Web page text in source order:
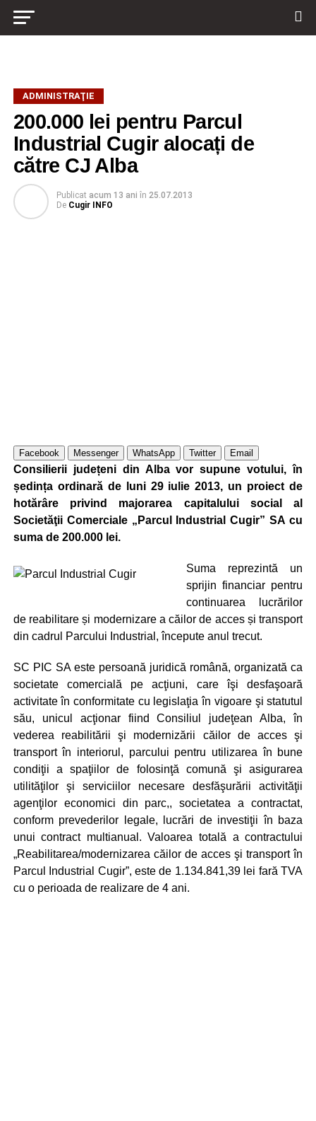
ADMINISTRAŢIE
200.000 lei pentru Parcul
Industrial Cugir alocați de
către CJ Alba
Publicat acum 13 ani în 25.07.2013
De Cugir INFO
Facebook Messenger WhatsApp Twitter Email
Consilierii județeni din Alba vor supune votului, în
ședința ordinară de luni 29 iulie 2013, un proiect de
hotărâre privind majorarea capitalului social al
Societăţii Comerciale „Parcul Industrial Cugir” SA cu
suma de 200.000 lei.
Suma reprezintă un
sprijin financiar pentru
continuarea lucrărilor
de reabilitare și modernizare a căilor de acces și transport
din cadrul Parcului Industrial, începute anul trecut.
SC PIC SA este persoană juridică română, organizată ca
societate comercială pe acţiuni, care îşi desfaşoară
activitate în conformitate cu legislaţia în vigoare şi statutul
său, unicul acţionar fiind Consiliul judeţean Alba, în
vederea reabilitării şi modernizării căilor de acces şi
transport în interiorul, parcului pentru utilizarea în bune
condiţii a spaţiilor de folosinţă comună şi asigurarea
utilităţilor şi serviciilor necesare desfăşurării activităţii
agenţilor economici din parc,, societatea a contractat,
conform prevederilor legale, lucrări de investiţii în baza
unui contract multianual. Valoarea totală a contractului
„Reabilitarea/modernizarea căilor de acces şi transport în
Parcul Industrial Cugir”, este de 1.134.841,39 lei fară TVA
cu o perioada de realizare de 4 ani.